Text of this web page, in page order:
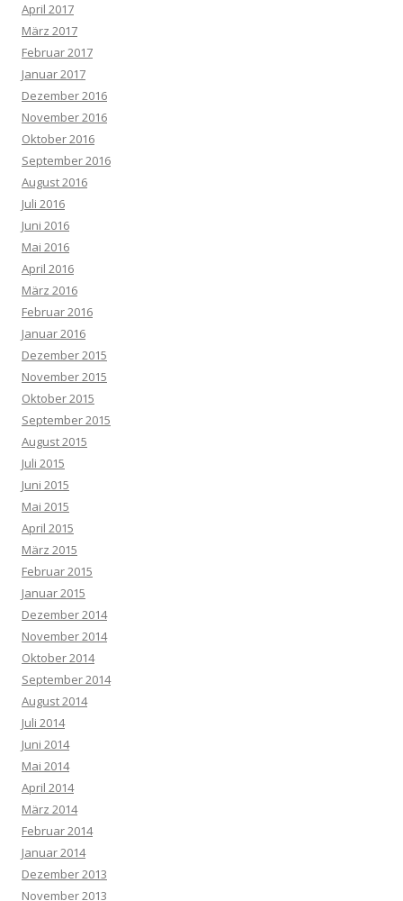
April 2017
März 2017
Februar 2017
Januar 2017
Dezember 2016
November 2016
Oktober 2016
September 2016
August 2016
Juli 2016
Juni 2016
Mai 2016
April 2016
März 2016
Februar 2016
Januar 2016
Dezember 2015
November 2015
Oktober 2015
September 2015
August 2015
Juli 2015
Juni 2015
Mai 2015
April 2015
März 2015
Februar 2015
Januar 2015
Dezember 2014
November 2014
Oktober 2014
September 2014
August 2014
Juli 2014
Juni 2014
Mai 2014
April 2014
März 2014
Februar 2014
Januar 2014
Dezember 2013
November 2013